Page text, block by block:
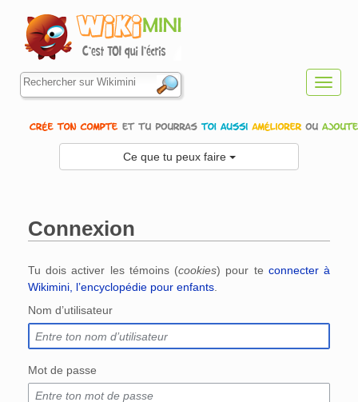
Ce que tu peux faire
Connexion
Tu dois activer les témoins (cookies) pour te connecter à
Wikimini, l’encyclopédie pour enfants.
Nom d’utilisateur
Mot de passe